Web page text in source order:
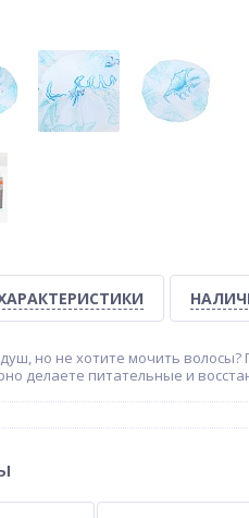
но не хотите мочить
делаете питательные и